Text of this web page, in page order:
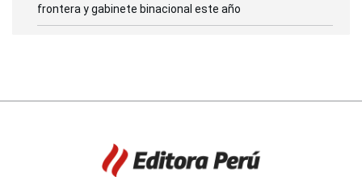
frontera y gabinete binacional este año